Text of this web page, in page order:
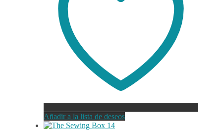
Añadir a la lista de deseos